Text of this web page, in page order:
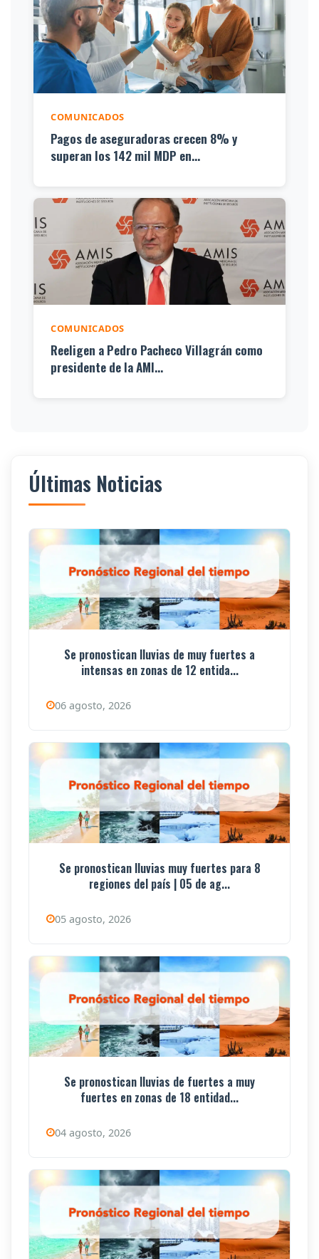
COMUNICADOS
Pagos de aseguradoras crecen 8% y
superan los 142 mil MDP en...
COMUNICADOS
Reeligen a Pedro Pacheco Villagrán como
presidente de la AMI...
Últimas Noticias
Se pronostican lluvias de muy fuertes a
intensas en zonas de 12 entida...
06 agosto, 2026
Se pronostican lluvias muy fuertes para 8
regiones del país | 05 de ag...
05 agosto, 2026
Se pronostican lluvias de fuertes a muy
fuertes en zonas de 18 entidad...
04 agosto, 2026